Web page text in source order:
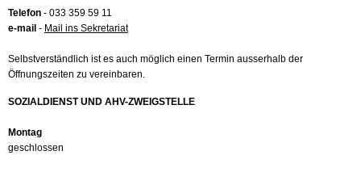
Telefon - 033 359 59 11
e-mail - Mail ins Sekretariat
Selbstverständlich ist es auch möglich einen Termin ausserhalb der
Öffnungszeiten zu vereinbaren.
SOZIALDIENST UND AHV-ZWEIGSTELLE
Montag
geschlossen